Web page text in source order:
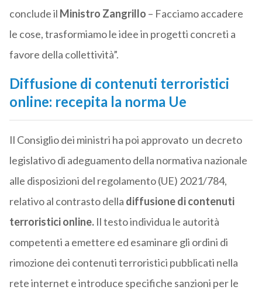
conclude il Ministro Zangrillo – Facciamo accadere
le cose, trasformiamo le idee in progetti concreti a
favore della collettività”.
Diffusione di contenuti terroristici
online: recepita la norma Ue
Il Consiglio dei ministri ha poi approvato un decreto
legislativo di adeguamento della normativa nazionale
alle disposizioni del regolamento (UE) 2021/784,
relativo al contrasto della diffusione di contenuti
terroristici online. Il testo individua le autorità
competenti a emettere ed esaminare gli ordini di
rimozione dei contenuti terroristici pubblicati nella
rete internet e introduce specifiche sanzioni per le